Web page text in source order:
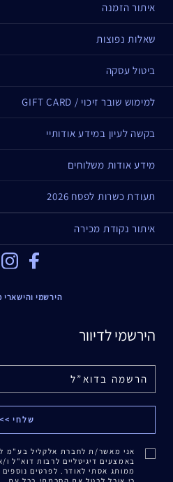
איתור הזמנה
שאלות נפוצות
ביטול עסקה
למימוש שובר זיכוי / GIFT CARD
בקשה לעיון במידע אודותיי
מידע אודות משלוחים
תעודת כשרות לפסח 2026
איתור נקודת מכירה
הירשמי והישארי
הירשמי לדיוור
אני מאשר/ת לחברת אלקליל בע"מ
ממותג אסתי לאודר. לפרטים